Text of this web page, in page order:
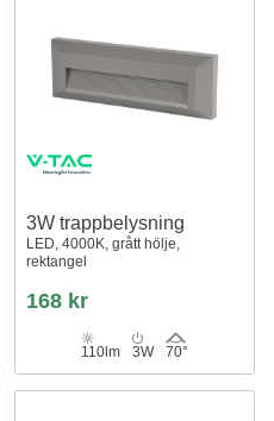
3W trappbelysning
LED, 4000K, grått hölje,
rektangel
168 kr
110lm 3W 70°